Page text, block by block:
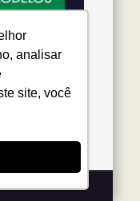
analisar
site, você